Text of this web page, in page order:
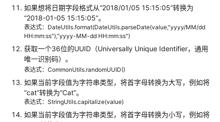
段
操
作
指
导
指
定
文
件
如果想将日期字段格式从“2018/01/05 15:15:05”转换为
“2018-01-05 15:15:05”。
表达式：DateUtils.format(DateUtils.parseDate(value,"yyyy/MM/dd
HH:mm:ss"),"yyyy-MM-dd HH:mm:ss")
获取一个36位的UUID（Universally Unique Identifier，通用
唯一识别码）。
表达式：CommonUtils.randomUUID()
如果当前字段值为字符串类型，将首字母转换为大写，例如将
“cat”转换为“Cat”。
表达式：StringUtils.capitalize(value)
如果当前字段值为字符串类型，将首字母转换为小写，例如将